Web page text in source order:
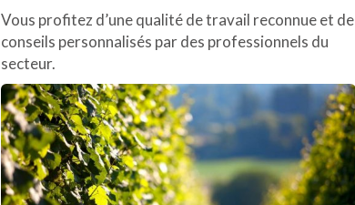
Vous profitez d’une qualité de travail reconnue et de
conseils personnalisés par des professionnels du
secteur.